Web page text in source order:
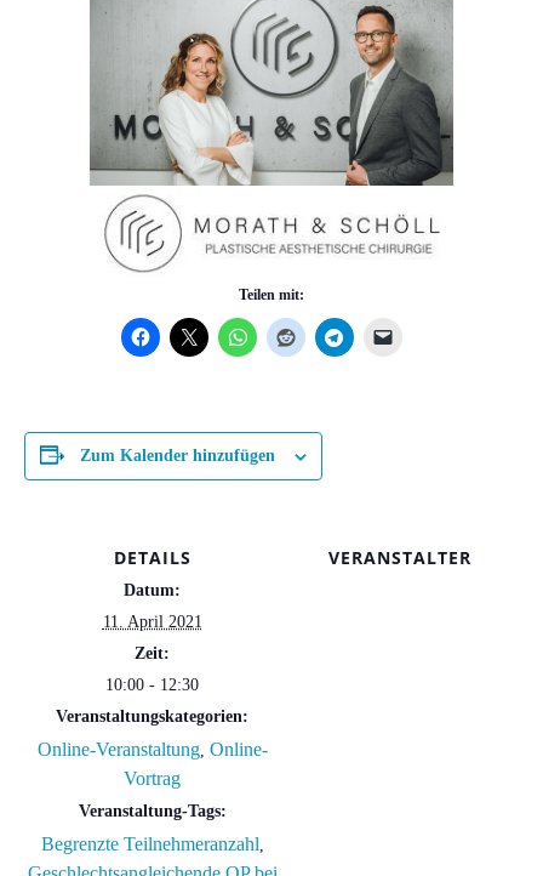
Teilen mit:
Zum Kalender hinzufügen
DETAILS
Datum:
11. April 2021
Zeit:
10:00 - 12:30
Veranstaltungskategorien:
Online-Veranstaltung, Online-
Vortrag
Veranstaltung-Tags:
Begrenzte Teilnehmeranzahl,
VERANSTALTER